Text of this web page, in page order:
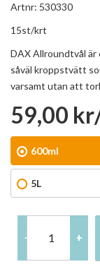
Artnr: 530330
15st/krt
DAX Allroundtvål är
såväl kroppstvätt
varsamt utan att
59,00
600ml
5L
- +